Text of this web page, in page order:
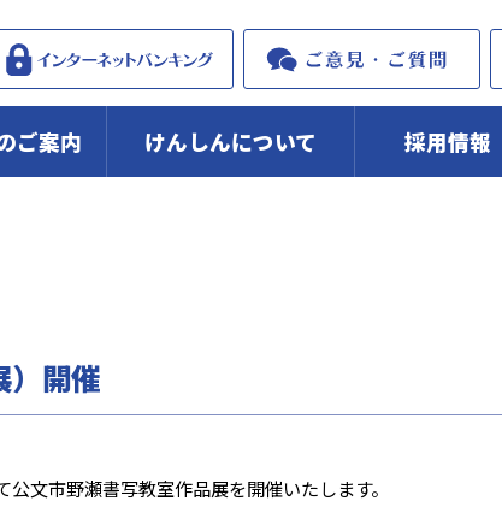
ご案内 けんしんについて 採用情報
）開催
文市野瀬書写教室作品展を開催いたします。